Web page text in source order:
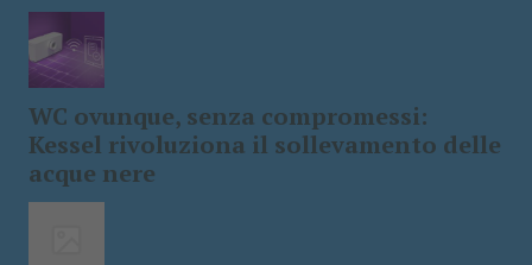
WC ovunque, senza compromessi:
Kessel rivoluziona il sollevamento delle
acque nere